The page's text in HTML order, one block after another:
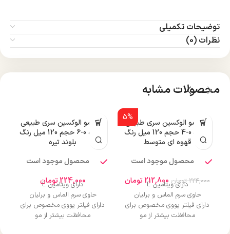
توضیحات تکمیلی
نظرات (0)
محصولات مشابه
5%
رنگ مو الوکسین سری طبیعی
شماره 0-4 حجم 120 میل رنگ
قهوه ای متوسط
محصول موجود است
224,000 تومان 212,800تومان
دارای ویتامین E
حاوی سرم الماس و برلیان
دارای فیلتر یووی مخصوص برای
محافظت بیشتر از مو
رنگ مو الوکسین سری طبیعی
شماره 0-6 حجم 120 میل رنگ
بلوند تیره
محصول موجود است
224,000تومان
دارای ویتامین E
حاوی سرم الماس و برلیان
دارای فیلتر یووی مخصوص برای
محافظت بیشتر از مو